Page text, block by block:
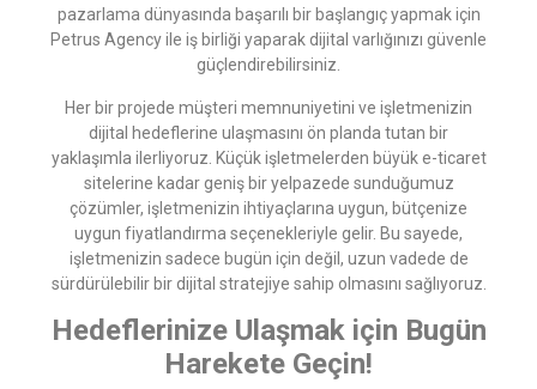
pazarlama dünyasında başarılı bir başlangıç yapmak için
Petrus Agency ile iş birliği yaparak dijital varlığınızı güvenle
güçlendirebilirsiniz.
Her bir projede müşteri memnuniyetini ve işletmenizin
dijital hedeflerine ulaşmasını ön planda tutan bir
yaklaşımla ilerliyoruz. Küçük işletmelerden büyük e-ticaret
sitelerine kadar geniş bir yelpazede sunduğumuz
çözümler, işletmenizin ihtiyaçlarına uygun, bütçenize
uygun fiyatlandırma seçenekleriyle gelir. Bu sayede,
işletmenizin sadece bugün için değil, uzun vadede de
sürdürülebilir bir dijital stratejiye sahip olmasını sağlıyoruz.
Hedeflerinize Ulaşmak için Bugün
Harekete Geçin!